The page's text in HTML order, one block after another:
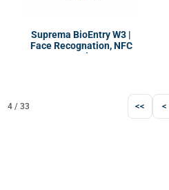
Suprema BioEntry W3 |
Face Recognation, NFC
Reader
4 / 33 << <